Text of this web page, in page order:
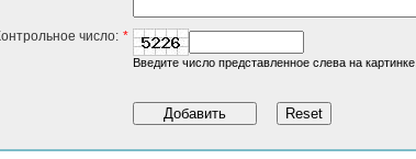
число: *
Введите число представленное слева на картинке.